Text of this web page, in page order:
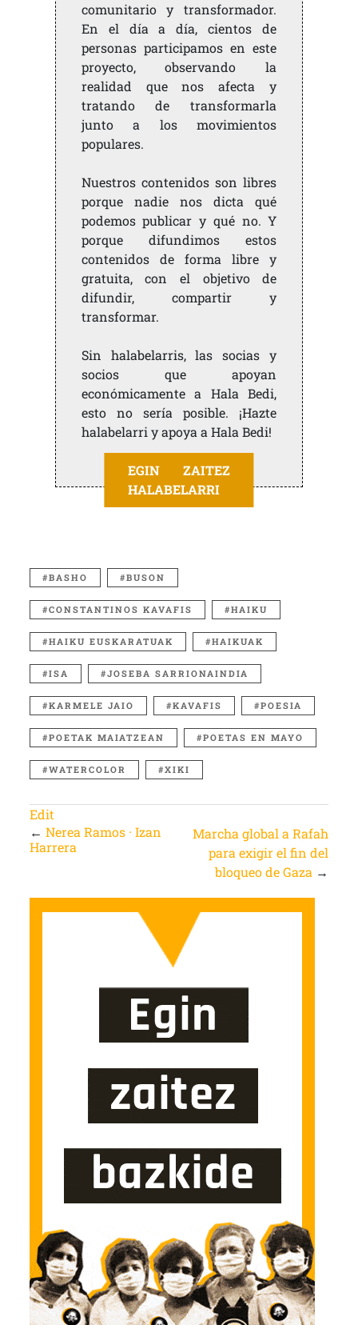
comunitario y transformador.
En el día a día, cientos de
personas participamos en este
proyecto, observando la
realidad que nos afecta y
tratando de transformarla
junto a los movimientos
populares.
Nuestros contenidos son libres
porque nadie nos dicta qué
podemos publicar y qué no. Y
porque difundimos estos
contenidos de forma libre y
gratuita, con el objetivo de
difundir, compartir y
transformar.
Sin halabelarris, las socias y
socios que apoyan
económicamente a Hala Bedi,
esto no sería posible. ¡Hazte
halabelarri y apoya a Hala Bedi!
EGIN ZAITEZ
HALABELARRI
BASHO BUSON
CONSTANTINOS KAVAFIS HAIKU
HAIKU EUSKARATUAK HAIKUAK
ISA JOSEBA SARRIONAINDIA
KARMELE JAIO KAVAFIS POESIA
POETAK MAIATZEAN POETAS EN MAYO
WATERCOLOR XIKI
Edit
← Nerea Ramos · Izan
Harrera
Marcha global a Rafah
para exigir el fin del
bloqueo de Gaza →